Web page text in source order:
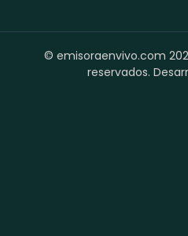
© emisoraenvivo.com
reservados.